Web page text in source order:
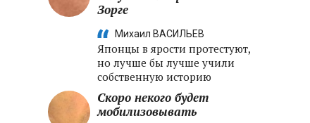
Зорге
Михаил ВАСИЛЬЕВ
Японцы в ярости протестуют,
но лучше бы лучше учили
собственную историю
Скоро некого будет
мобилизовывать